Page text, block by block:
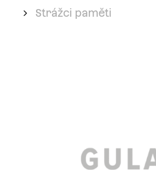
Strážci paměti